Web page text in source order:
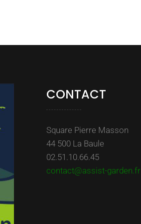
CONTACT
Square Pierre Masson
44 500 La Baule
02.51.10.66.45
contact@assist-garden.fr